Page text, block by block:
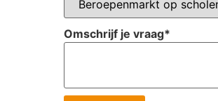
Omschrijf je vraag*